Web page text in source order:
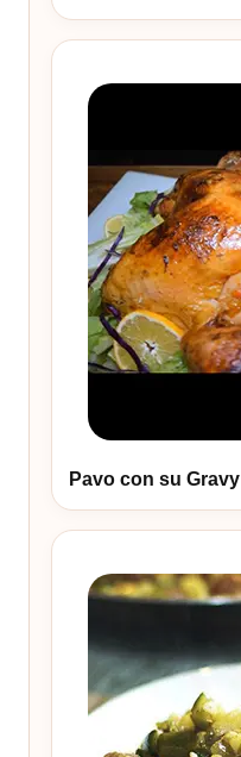
Pavo con su Gravy